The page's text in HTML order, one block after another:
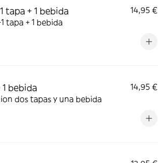
tapa + 1 bebida
14,95 €
tapa + 1 bebida
bebida
14,95 €
dos tapas y una bebida